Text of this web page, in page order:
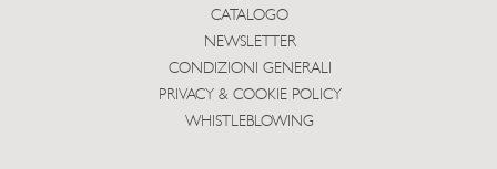
CATALOGO
NEWSLETTER
CONDIZIONI GENERALI
PRIVACY & COOKIE POLICY
WHISTLEBLOWING